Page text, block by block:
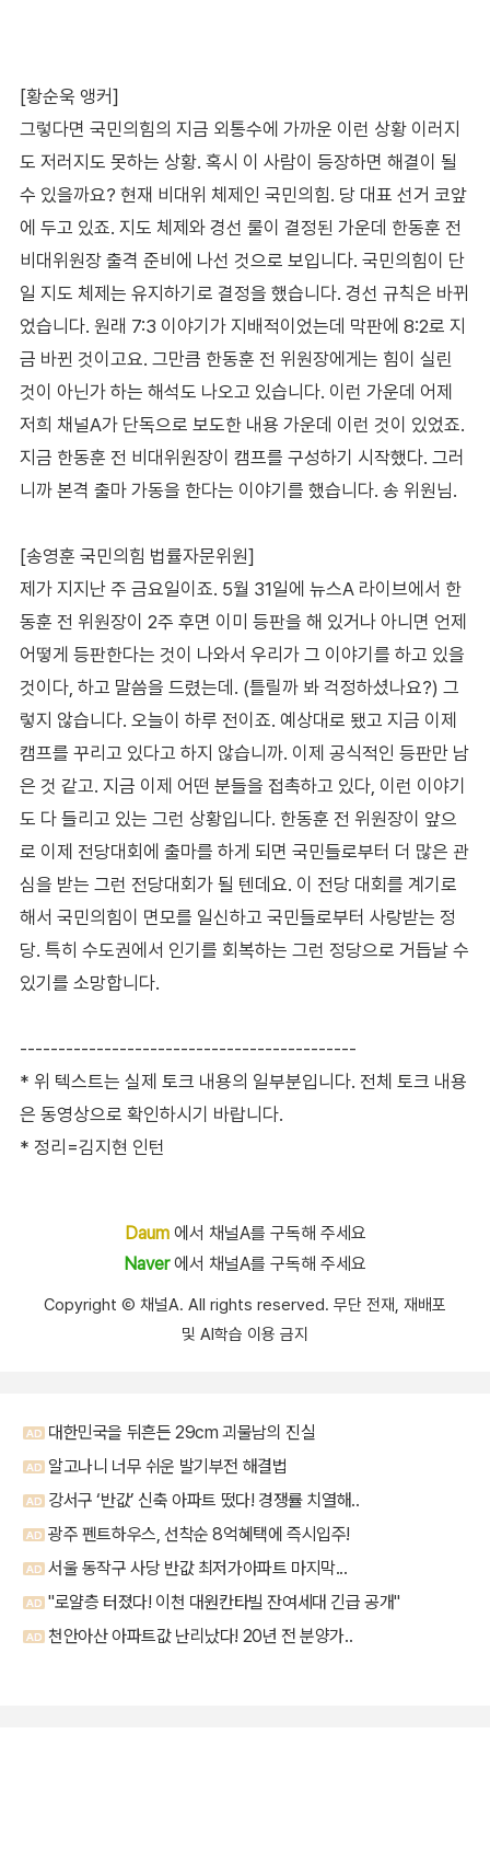
[황순욱 앵커]
그렇다면 국민의힘의 지금 외통수에 가까운 이런 상황 이러지
도 저러지도 못하는 상황. 혹시 이 사람이 등장하면 해결이 될
수 있을까요? 현재 비대위 체제인 국민의힘. 당 대표 선거 코앞
에 두고 있죠. 지도 체제와 경선 룰이 결정된 가운데 한동훈 전
비대위원장 출격 준비에 나선 것으로 보입니다. 국민의힘이 단
일 지도 체제는 유지하기로 결정을 했습니다. 경선 규칙은 바뀌
었습니다. 원래 7:3 이야기가 지배적이었는데 막판에 8:2로 지
금 바뀐 것이고요. 그만큼 한동훈 전 위원장에게는 힘이 실린
것이 아닌가 하는 해석도 나오고 있습니다. 이런 가운데 어제
저희 채널A가 단독으로 보도한 내용 가운데 이런 것이 있었죠.
지금 한동훈 전 비대위원장이 캠프를 구성하기 시작했다. 그러
니까 본격 출마 가동을 한다는 이야기를 했습니다. 송 위원님.
[송영훈 국민의힘 법률자문위원]
제가 지지난 주 금요일이죠. 5월 31일에 뉴스A 라이브에서 한
동훈 전 위원장이 2주 후면 이미 등판을 해 있거나 아니면 언제
어떻게 등판한다는 것이 나와서 우리가 그 이야기를 하고 있을
것이다, 하고 말씀을 드렸는데. (틀릴까 봐 걱정하셨나요?) 그
렇지 않습니다. 오늘이 하루 전이죠. 예상대로 됐고 지금 이제
캠프를 꾸리고 있다고 하지 않습니까. 이제 공식적인 등판만 남
은 것 같고. 지금 이제 어떤 분들을 접촉하고 있다, 이런 이야기
도 다 들리고 있는 그런 상황입니다. 한동훈 전 위원장이 앞으
로 이제 전당대회에 출마를 하게 되면 국민들로부터 더 많은 관
심을 받는 그런 전당대회가 될 텐데요. 이 전당 대회를 계기로
해서 국민의힘이 면모를 일신하고 국민들로부터 사랑받는 정
당. 특히 수도권에서 인기를 회복하는 그런 정당으로 거듭날 수
있기를 소망합니다.
--------------------------------------------
* 위 텍스트는 실제 토크 내용의 일부분입니다. 전체 토크 내용
은 동영상으로 확인하시기 바랍니다.
* 정리=김지현 인턴
Daum에서 채널A를 구독해 주세요
Naver에서 채널A를 구독해 주세요
Copyright Ⓒ 채널A. All rights reserved. 무단 전재, 재배포
및 AI학습 이용 금지